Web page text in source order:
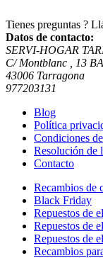
Tienes preguntas ?
Datos de contacto:
SERVI-HOGAR
C/ Montblanc , 13
43006 Tarragona
977203131
Blog
Política
Condiciones
Resolución de
Contacto
Recambios de
Black Friday
Repuestos de
Repuestos de
Repuestos de
Recambios